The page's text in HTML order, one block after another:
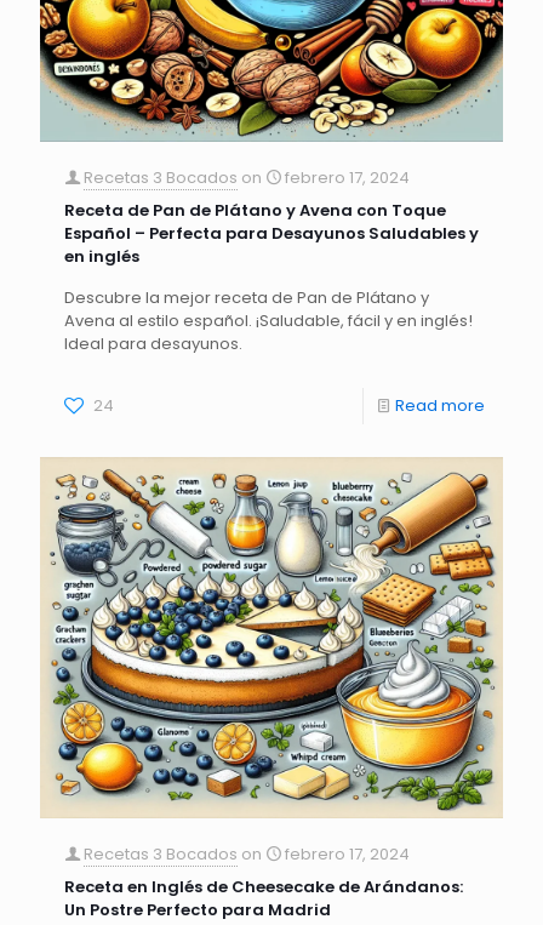
Recetas 3 Bocados on
febrero 17, 2024
Receta de Pan de Plátano y Avena con Toque
Español – Perfecta para Desayunos Saludables y
en inglés
Descubre la mejor receta de Pan de Plátano y
Avena al estilo español. ¡Saludable, fácil y en inglés!
Ideal para desayunos.
24 Read more
Recetas 3 Bocados on
febrero 17, 2024
Receta en Inglés de Cheesecake de Arándanos:
Un Postre Perfecto para Madrid